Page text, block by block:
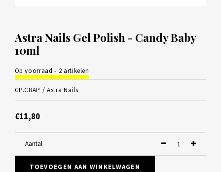
Astra Nails Gel Polish - Candy Baby
10ml
Op voorraad - 2 artikelen
GP.CBAP /Astra Nails
€11,80
Aantal
TOEVOEGEN AAN WINKELWAGEN